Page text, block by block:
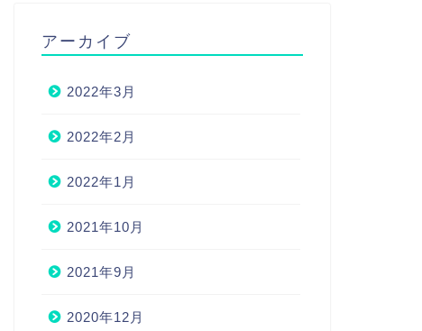
アーカイブ
2022年3月
2022年2月
2022年1月
2021年10月
2021年9月
2020年12月